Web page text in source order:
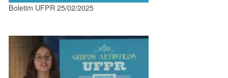
Boletim UFPR 25/02/2025